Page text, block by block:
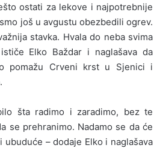
ostati za lekove i najpotrebnije
još u avgustu obezbedili ogrev.
stavka. Hvala do neba svima
Elko Baždar i naglašava da
pomažu Crveni krst u Sjenici i
šta radimo i zaradimo, bez te
se prehranimo. Nadamo se da će
– dodaje Elko i naglašava